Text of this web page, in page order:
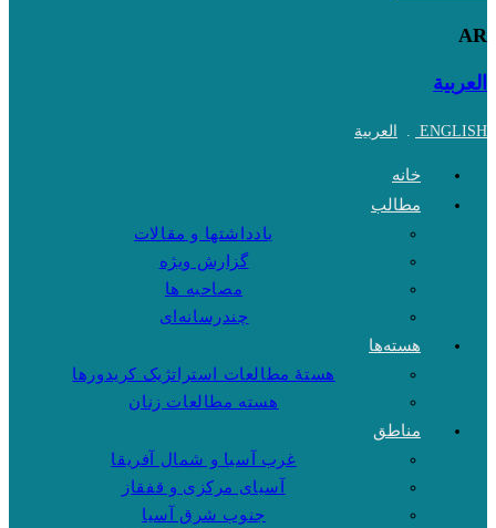
AR
العربية
ENGLISH
. العربية
خانه
مطالب
یادداشتها و مقالات
گزارش ویژه
مصاحبه ها
چندرسانه‌ای
هسته‌ها
هستهٔ مطالعات استراتژیک کریدورها
هسته مطالعات زنان
مناطق
غرب آسیا و شمال آفریقا
آسیای مرکزی و قفقاز
جنوب شرق آسیا